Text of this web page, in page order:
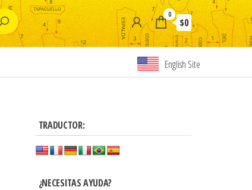
0
$0
English Site
TRADUCTOR:
¿NECESITAS AYUDA?